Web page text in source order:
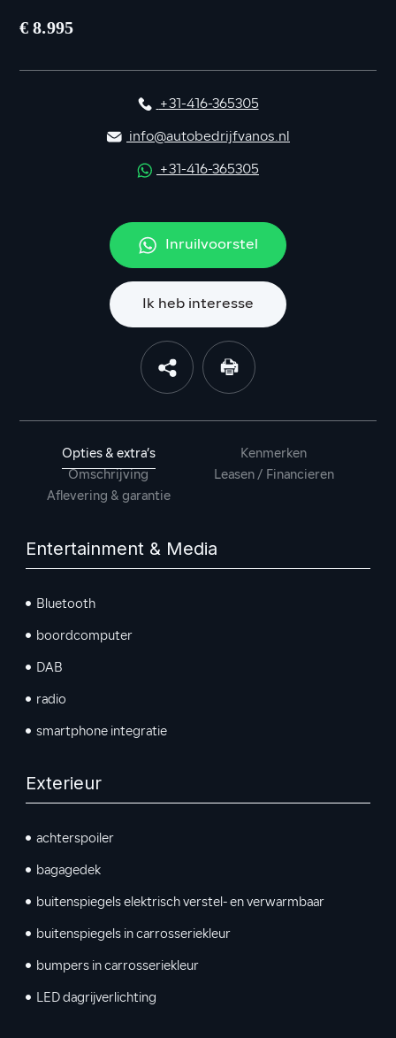
€ 8.995
+31-416-365305
info@autobedrijfvanos.nl
+31-416-365305
Inruilvoorstel
Ik heb interesse
Opties & extra’s
Kenmerken
Omschrijving
Leasen / Financieren
Aflevering & garantie
Entertainment & Media
Bluetooth
boordcomputer
DAB
radio
smartphone integratie
Exterieur
achterspoiler
bagagedek
buitenspiegels elektrisch verstel- en verwarmbaar
buitenspiegels in carrosseriekleur
bumpers in carrosseriekleur
LED dagrijverlichting